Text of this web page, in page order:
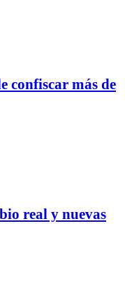
confiscar más de
real y nuevas